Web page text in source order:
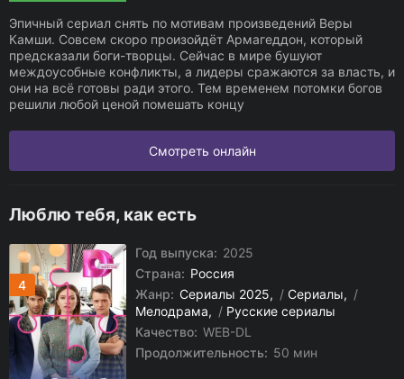
Эпичный сериал снять по мотивам произведений Веры
Камши. Совсем скоро произойдёт Армагеддон, который
предсказали боги-творцы. Сейчас в мире бушуют
междоусобные конфликты, а лидеры сражаются за власть, и
они на всё готовы ради этого. Тем временем потомки богов
решили любой ценой помешать концу
Смотреть онлайн
Люблю тебя, как есть
4
Год выпуска: 2025
Страна: Россия
Жанр: Сериалы 2025 / Сериалы
/
Мелодрама
/ Русские сериалы
Качество: WEB-DL
Продолжительность: 50 мин